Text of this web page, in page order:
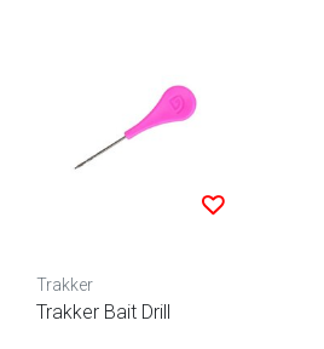
Trakker
Trakker Bait Drill